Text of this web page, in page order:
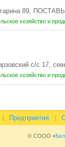
89,
хозяйство и
с/с 17,
хозяйство и
Предприятия
© СООО «